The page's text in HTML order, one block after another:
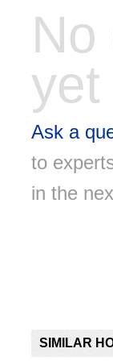
No
yet
Ask a
to
in the
SIMILAR